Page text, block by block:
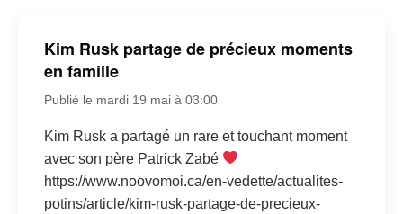
Kim Rusk partage de précieux moments
en famille
Publié le mardi 19 mai à 03:00
Kim Rusk a partagé un rare et touchant moment
avec son père Patrick Zabé
https://www.noovomoi.ca/en-vedette/actualites-
potins/article/kim-rusk-partage-de-precieux-